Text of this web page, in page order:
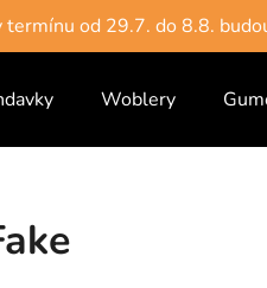
od 29.7. do 8.8.
Woblery